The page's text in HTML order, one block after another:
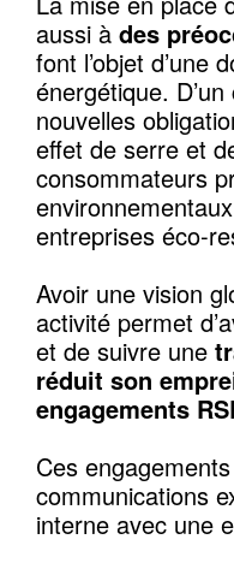
aussi à des
font l’objet d’une
énergétique.
nouvelles
effet de serre et
consommateurs
entreprises éco-
Avoir une vision
activité permet
et de suivre une
réduit son
engagements
Ces
communications
interne avec une